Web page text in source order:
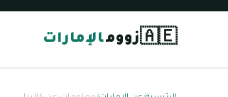
🇦🇪زوومالإمارات